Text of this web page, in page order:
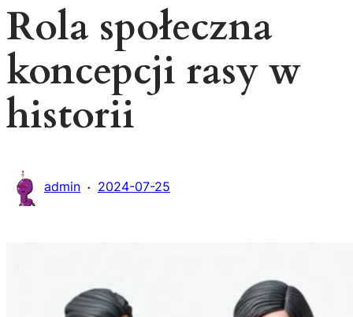
Rola społeczna
koncepcji rasy w
historii
admin · 2024-07-25